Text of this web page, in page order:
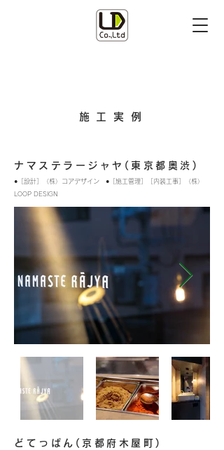
施工実例
ナマステラージャヤ(東京都奥渋)
●［設計］（株）コアデザイン ●［施工管理］［内装工事］（株）
LOOP DESIGN
どてっぱん(京都府木屋町)